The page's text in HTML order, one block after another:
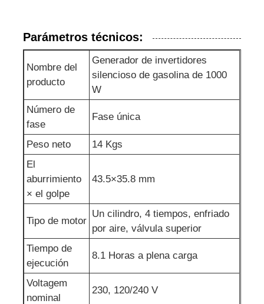
Parámetros técnicos:
Nombre del
producto
Generador de invertidores
silencioso de gasolina de 1000
W
Número de
fase
Fase única
Peso neto
14 Kgs
El
aburrimiento
× el golpe
43.5×35.8 mm
Tipo de motor
Un cilindro, 4 tiempos, enfriado
por aire, válvula superior
Tiempo de
ejecución
8.1 Horas a plena carga
Voltagem
nominal
230, 120/240 V